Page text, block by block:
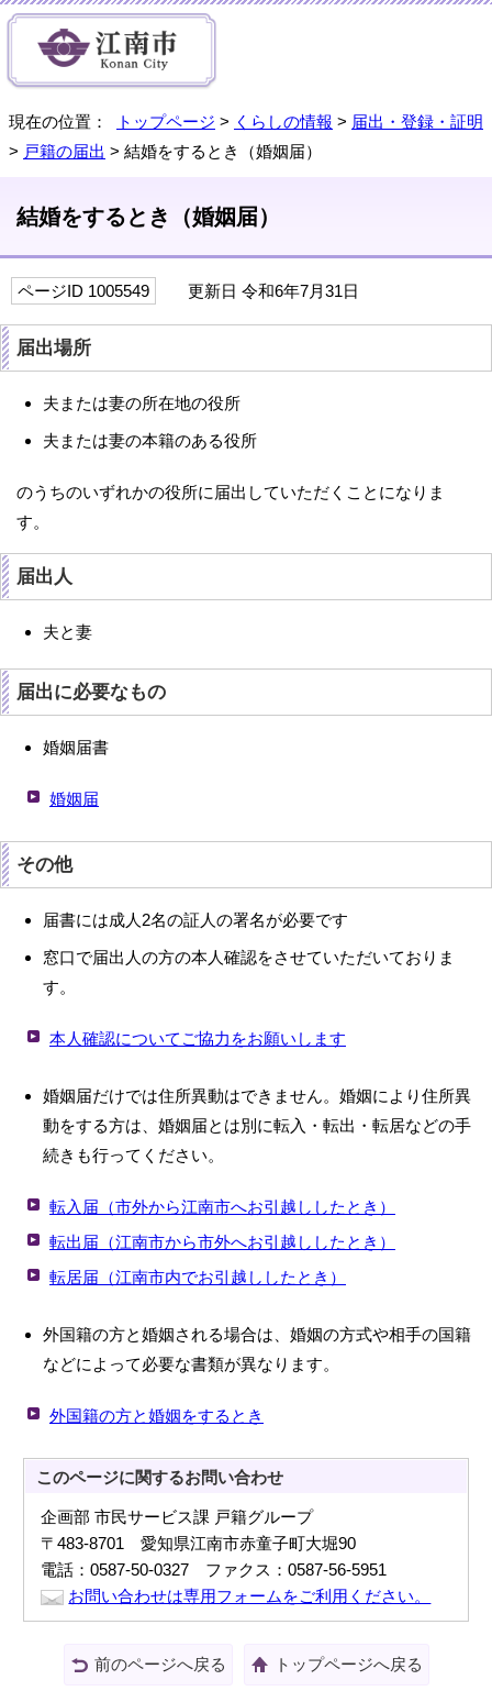
現在の位置： トップページ > くらしの情報 > 届出・登録・証明
> 戸籍の届出 > 結婚をするとき（婚姻届）
結婚をするとき（婚姻届）
ページID 1005549 更新日 令和6年7月31日
届出場所
夫または妻の所在地の役所
夫または妻の本籍のある役所
のうちのいずれかの役所に届出していただくことになりま
す。
届出人
夫と妻
届出に必要なもの
婚姻届書
婚姻届
その他
届書には成人2名の証人の署名が必要です
窓口で届出人の方の本人確認をさせていただいておりま
す。
本人確認についてご協力をお願いします
婚姻届だけでは住所異動はできません。婚姻により住所異
動をする方は、婚姻届とは別に転入・転出・転居などの手
続きも行ってください。
転入届（市外から江南市へお引越ししたとき）
転出届（江南市から市外へお引越ししたとき）
転居届（江南市内でお引越ししたとき）
外国籍の方と婚姻される場合は、婚姻の方式や相手の国籍
などによって必要な書類が異なります。
外国籍の方と婚姻をするとき
このページに関するお問い合わせ
企画部 市民サービス課 戸籍グループ
〒483-8701 愛知県江南市赤童子町大堀90
電話：0587-50-0327 ファクス：0587-56-5951
お問い合わせは専用フォームをご利用ください。
前のページへ戻る トップページへ戻る